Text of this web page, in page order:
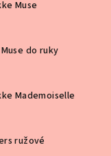
Muse
do ruky
Mademoiselle
ružové